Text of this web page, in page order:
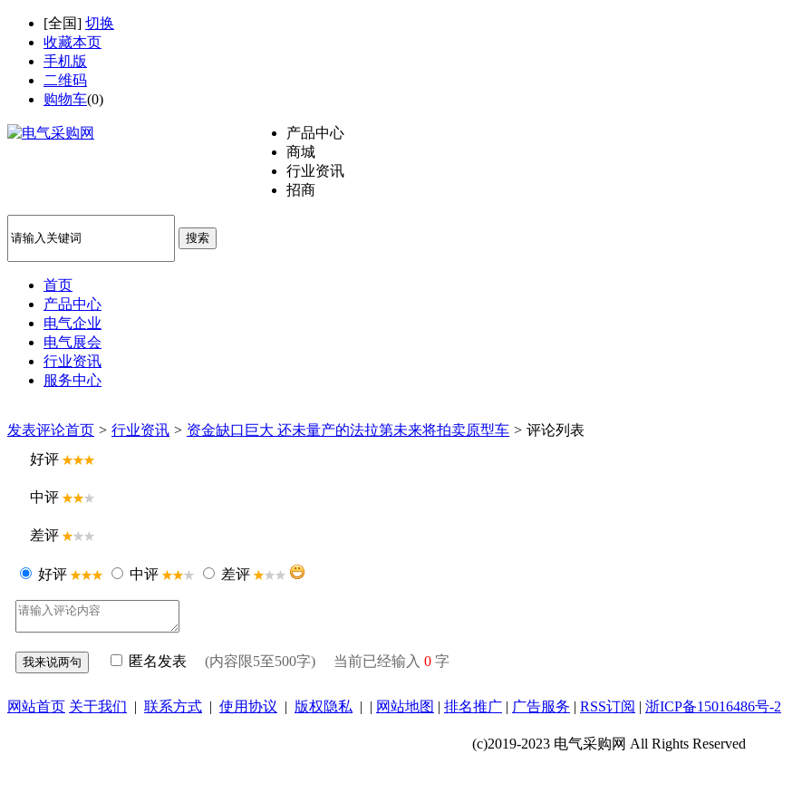
[全国] 切换
收藏本页
手机版
二维码
购物车(0)
产品中心
商城
行业资讯
招商
搜索
首页
产品中心
电气企业
电气展会
行业资讯
服务中心
发表评论首页 > 行业资讯 > 资金缺口巨大 还未量产的法拉第未来将拍卖原型车 > 评论列表
好评
中评
差评
好评 中评 差评
匿名发表 (内容限5至500字) 当前已经输入 0 字
网站首页 关于我们 | 联系方式 | 使用协议 | 版权隐私 | | 网站地图 | 排名推广 | 广告服务 | RSS订阅 | 浙ICP备15016486号-2
(c)2019-2023 电气采购网 All Rights Reserved